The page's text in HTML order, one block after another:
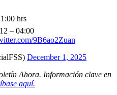
hrs
– 04:00
9B6ao2Zuan
December 1, 2025
Ahora. Información clave en
aquí.